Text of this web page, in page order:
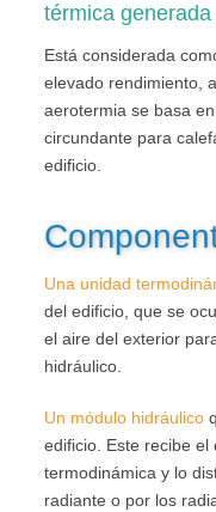
térmica
Está considerada
elevado rendimiento,
aerotermia se basa
circundante para
edificio.
Una unidad
del edificio, que se
el aire del exterior
hidráulico.
Un módulo hidráulico
edificio. Este recibe
termodinámica y lo
radiante o por los